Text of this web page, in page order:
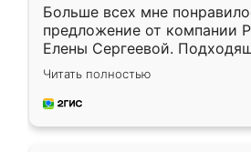
Больше всех мне
предложение от компании
Елены Сергеевой.
короткие сроки
для замера сотрудник
предложил по моему эскизу
Читать полностью